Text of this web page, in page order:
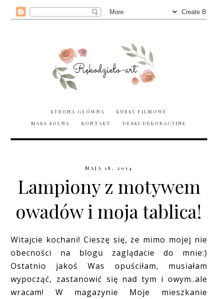
STRONA GŁÓWNA
KURSY FILMOWE
MASA SOLNA
KONTAKT DESKI DEKORACYJNE
MAJA 18, 2014
Lampiony z motywem
owadów i moja tablica!
Witajcie kochani! Cieszę się, że mimo mojej nie
obecności na blogu zaglądacie do mnie:)
Ostatnio jakoś Was opuściłam, musiałam
wypocząć, zastanowić się nad tym i owym..ale
wracam! W magazynie Moje mieszkanie